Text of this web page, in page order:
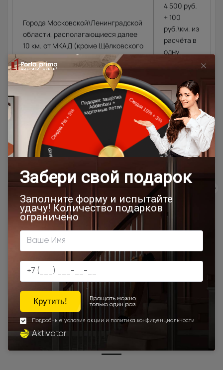
Города Московской\Ленинградской
области, располагающиеся далее
10 км. от МКАД (кроме Щёлковского
шоссе)\КАД
4 500 руб.
+ 100
руб.\км. из
расчёта в
одну
Доставка в регионы осуществляется по тарифам нашего
дилера в данном регионе или, при заказе через запрос с
сайта, отдельно рассчитывается менеджером интернет-
магазина.
Подробная информация о доставке
Товар относится к категориям:
500x1900 700x1900 900x2000
Двери Neo Classic Decoro
800x2000
1000x2100 700x2200
900х2500 700x2100 900x2300 900x2400
1200x2000 Шампань
Межкомнатные двери из натурального шпона
Высота 190
Наши преимущества